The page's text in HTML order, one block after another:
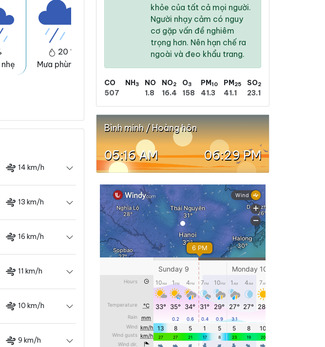
20 %
Mưa phùn nhẹ
46 %
14 km/h
13 km/h
16 km/h
11 km/h
10 km/h
9 km/h
khỏe của tất cả mọi người.
Người nhạy cảm có nguy
cơ gặp vấn đề nghiêm
trọng hơn. Nên hạn chế ra
ngoài và đeo khẩu trang.
CO
507
NH3
NO
1.8
NO2
16.4
O3
158
PM10
41.3
PM25
41.1
SO2
23.1
Bình minh / Hoàng hôn
05:16 AM 06:29 PM